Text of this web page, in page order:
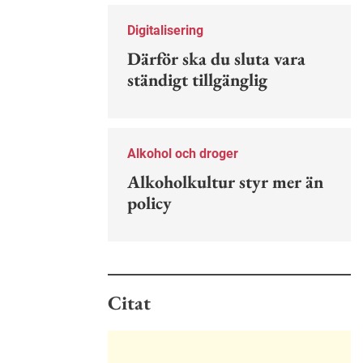
förebygga ohövligt beteende på
Digitalisering
Därför ska du sluta vara
ständigt tillgänglig
Alkohol och droger
Alkoholkultur styr mer än
policy
Citat